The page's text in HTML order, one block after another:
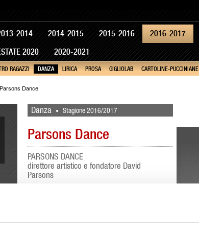
2014 2014-2015 2015-2016 2016-2017
2020 2020-2021
RAGAZZI DANZA LIRICA PROSA GIGLIOLAB CARTOLINE-PUCCINIANE
Dance
Danza • Stagione 2016/2017
Parsons Dance
PARSONS DANCE
direttore artistico e fondatore David
Parsons
creazione e l’esecuzione di brani di danza